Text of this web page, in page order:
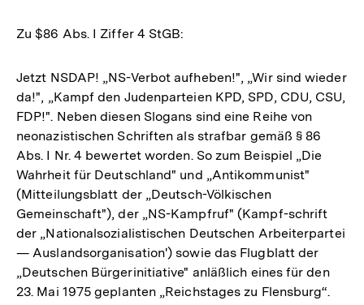
Zu $86 Abs. I Ziffer 4 StGB:
Jetzt NSDAP! „NS-Verbot aufheben!", „Wir sind wieder
da!", „Kampf den Judenparteien KPD, SPD, CDU, CSU,
FDP!". Neben diesen Slogans sind eine Reihe von
neonazistischen Schriften als strafbar gemäß § 86
Abs. I Nr. 4 bewertet worden. So zum Beispiel „Die
Wahrheit für Deutschland" und „Antikommunist"
(Mitteilungsblatt der „Deutsch-Völkischen
Gemeinschaft"), der „NS-Kampfruf" (Kampf-schrift
der „Nationalsozialistischen Deutschen Arbeiterpartei
— Auslandsorganisation') sowie das Flugblatt der
„Deutschen Bürgerinitiative" anläßlich eines für den
23. Mai 1975 geplanten „Reichstages zu Flensburg“.